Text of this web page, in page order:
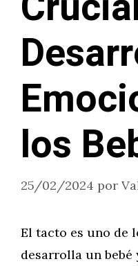
los
25/02/2024 por
El tacto es uno de
desarrolla un bebé